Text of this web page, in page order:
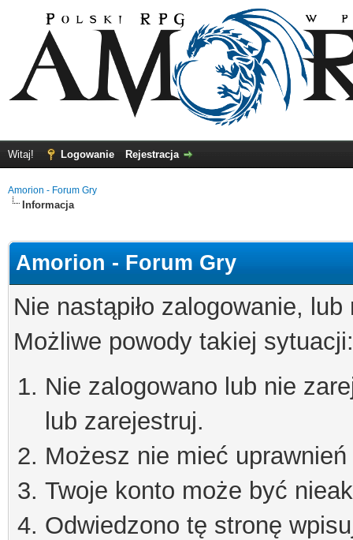
Witaj! Logowanie Rejestracja
Amorion - Forum Gry
Informacja
Amorion - Forum Gry
Nie nastąpiło zalogowanie,
Możliwe powody takiej sytuacji:
Nie zalogowano lub nie
lub zarejestruj.
Możesz nie mieć
Twoje konto może być
Odwiedzono tę stronę